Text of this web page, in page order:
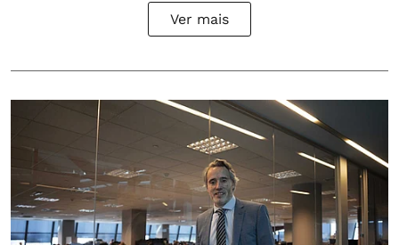
Ver mais